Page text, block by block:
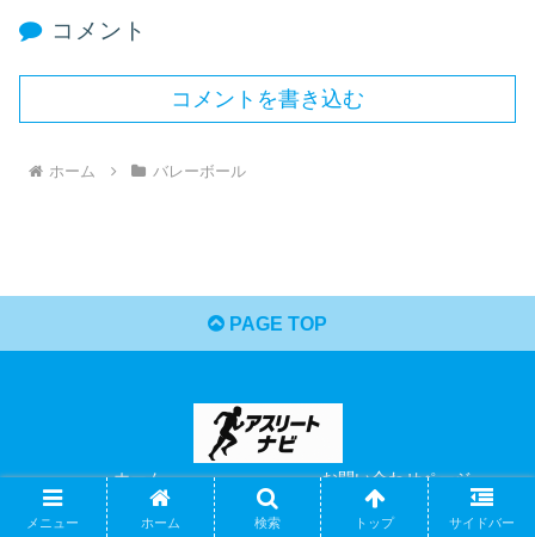
コメント
コメントを書き込む
ホーム バレーボール
PAGE TOP
ホーム
お問い合わせページ
プライバシーポリシー
運営者情報
メニュー ホーム 検索 トップ サイドバー